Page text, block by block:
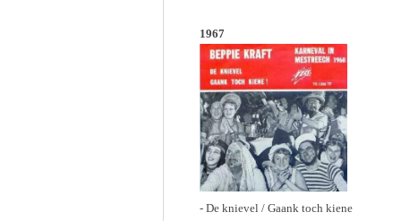
1967
- De knievel / Gaank toch kiene